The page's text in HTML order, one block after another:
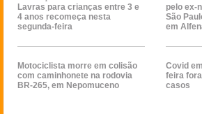
Lavras para crianças entre 3 e
4 anos recomeça nesta
segunda-feira
pelo ex-
São
em
Motociclista morre em colisão
com caminhonete na rodovia
BR-265, em Nepomuceno
Covid
feira
casos